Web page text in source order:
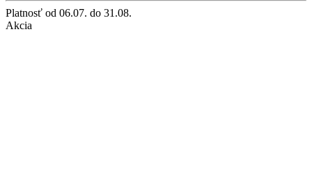
Platnosť od 06.07. do 31.08.
Akcia